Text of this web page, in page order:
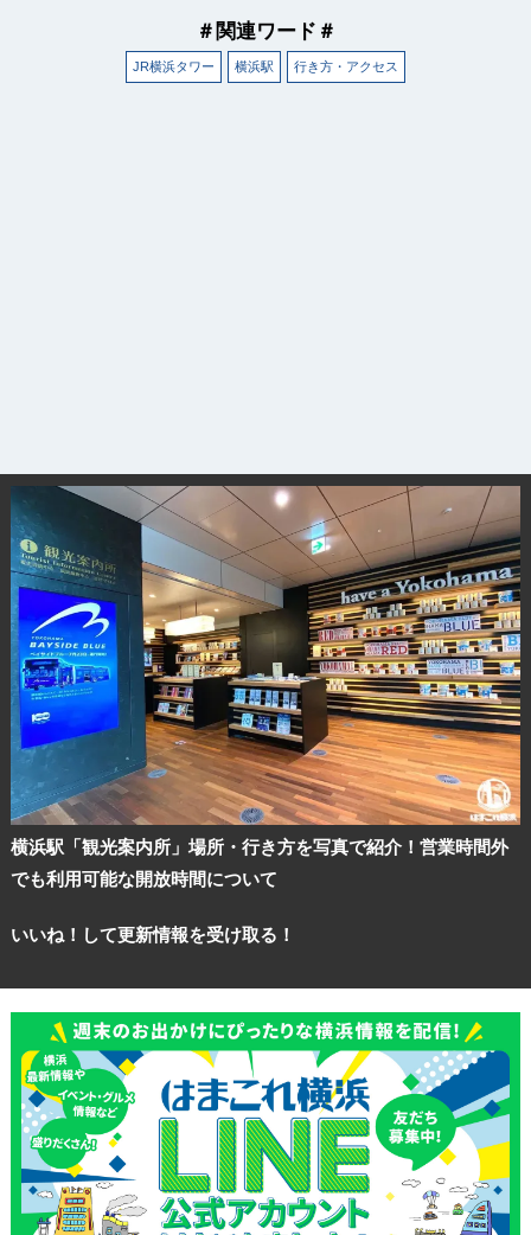
＃関連ワード＃
JR横浜タワー 横浜駅 行き方・アクセス
横浜駅「観光案内所」場所・行き方を写真で紹介！営業時間外
でも利用可能な開放時間について
いいね！して更新情報を受け取る！
観光ガイド
ランキング